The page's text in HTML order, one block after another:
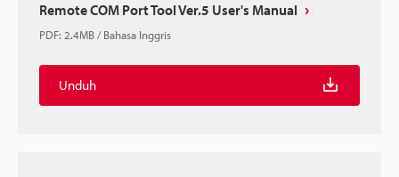
Remote COM Port Tool Ver.5 User's Manual
PDF: 2.4MB/Bahasa Inggris
Unduh